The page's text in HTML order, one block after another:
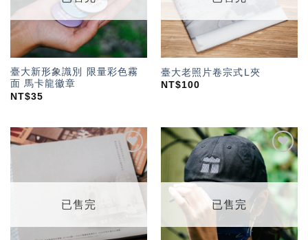
臺大新形象識別 限量彩色霧
面 馬卡龍徽章
NT$35
臺大老照片卷宗式L夾
NT$100
加入
「願
望輕
已售完
加入
「願
望輕
已售完